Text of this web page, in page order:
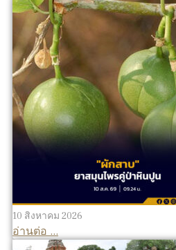
10 สิงหาคม 2026
อ่านต่อ ...